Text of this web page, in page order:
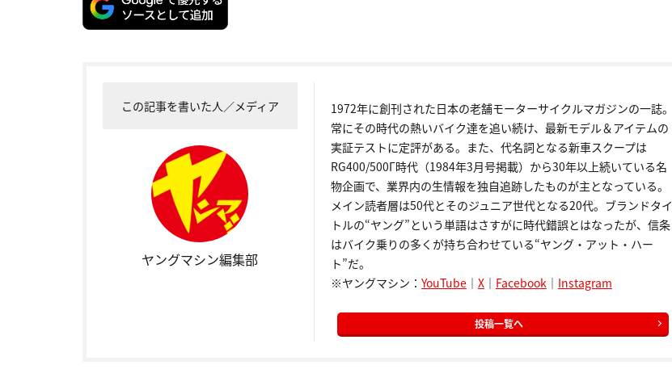
この記事を書いた人／メディア
ヤングマシン編集部
1972年に創刊された日本の老舗モーターサイクルマガジンの一誌。
常にその時代の熱いバイク達を追い続け、最新モデル＆アイテムの
実証テストに定評がある。また、代名詞となる新車スクープは
RG400/500Γ時代（1984年3月号掲載）から30年以上続いている名
物企画で、業界内の生情報を独自追跡したものが主となっている。
メイン読者層は50代とそのジュニア世代となる20代。ブランドタイ
トルの“ヤング”という単語はさすがに時代錯誤とはなったが、信条
はバイク乗りの多くが持ち合わせている“ヤング・アット・ハー
ト”だ。
※ヤングマシン： YouTube｜ X｜ Facebook｜ Instagram
投稿一覧へ